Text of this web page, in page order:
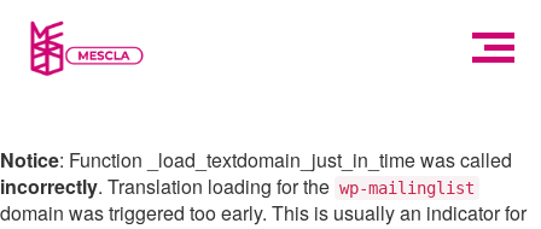
Notice: Function _load_textdomain_just_in_time was called
incorrectly. Translation loading for the wp-mailinglist
domain was triggered too early. This is usually an indicator for